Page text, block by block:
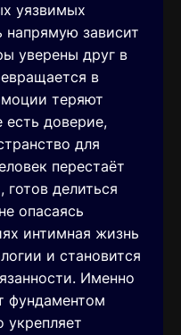
уязвимых
зависит
уверены друг в
в
теряют
есть доверие,
для
перестаёт
делиться
опасаясь
интимная жизнь
и становится
Именно
фундаментом
укрепляет